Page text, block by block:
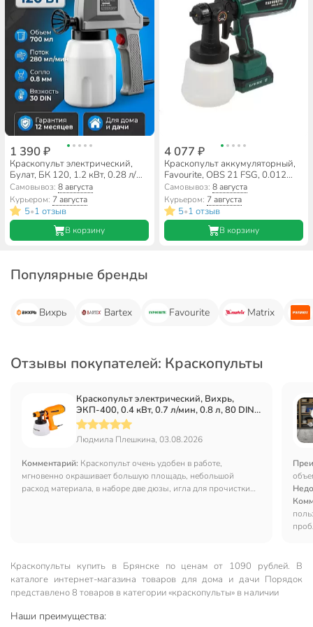
1 390 ₽
Краскопульт электрический,
Булат, БК 120, 1.2 кВт, 0.28 л/
мин, 0.7 л, 30 DIN/сек, с нижним
бачком, 0.8 мм, 218100120
Самовывоз:8 августа
Курьером: 7 августа
5•1 отзыв
В корзину
4 077 ₽
Краскопульт аккумуляторный,
Favourite, OBS 21 FSG, 0.012
кВт, 0.6 л/мин, 0.8 л, 40 DIN/сек,
с нижним бачком, 1х2 Ач,
155502721
Самовывоз: 8 августа
Курьером: 7 августа
5•1 отзыв
В корзину
Популярные бренды
Вихрь Bartex Favourite Matrix
Отзывы покупателей: Краскопульты
Краскопульт электрический, Вихрь,
ЭКП-400, 0.4 кВт, 0.7 л/мин, 0.8 л, 80 DIN/
сек, с нижним бачком, 2.5 мм, 72/17/2
Людмила Плешкина, 03.08.2026
Комментарий: Краскопульт очень удобен в работе,
мгновенно окрашивает большую площадь, небольшой
расход материала, в наборе две дюзы, игла для прочистки
Краскопульты купить в Брянске по ценам от 1090 рублей. В
каталоге интернет-магазина товаров для дома и дачи Порядок
представлено 8 товаров в категории «краскопульты» в наличии
Наши преимущества: